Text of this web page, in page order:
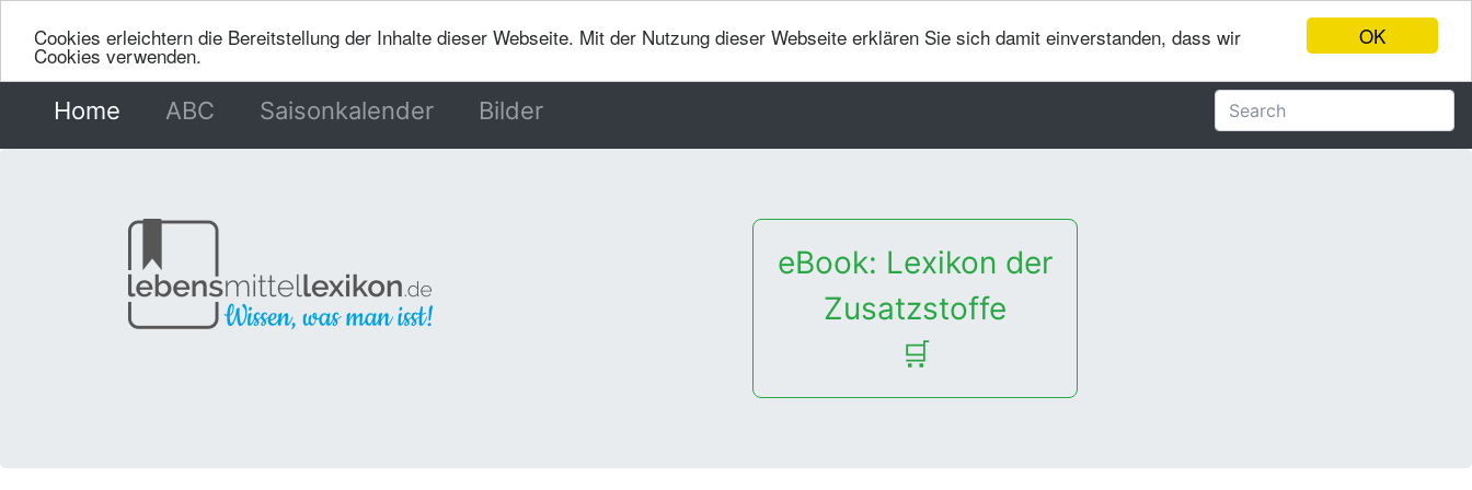
OK
Cookies erleichtern die Bereitstellung der Inhalte dieser Webseite. Mit der Nutzung dieser Webseite erklären Sie sich damit einverstanden, dass wir
Cookies verwenden.
Home (current)
ABC Saisonkalender Bilder
eBook: Lexikon der
Zusatzstoffe
🛒